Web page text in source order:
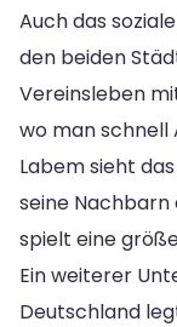
Auch das
den beiden
Vereinsleben
wo man schnell
Labem sieht
seine
spielt eine
Ein weiterer
Deutschland